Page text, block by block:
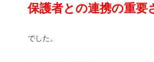
保護者との連携の重要
でした。